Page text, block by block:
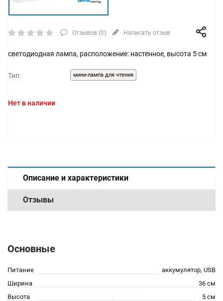
Отзывов (0) Написать отзыв
светодиодная лампа, расположение: настенное, высота 5 см
Тип: мини-лампа для чтения
Нет в наличии
Описание и характеристики
Отзывы
Основные
Питание
аккумулятор, USB
Ширина
36 см
Высота
5 см